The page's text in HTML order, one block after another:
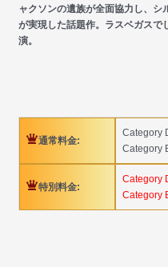
ャクソンの遺族が全面協力し、
が実現した話題作。ラスベガスで
演。
通常料金:
Category
Category
特別料金:
Category
Category